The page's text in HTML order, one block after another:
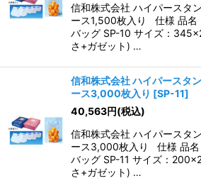
信和株式会社 ハイパースタ
ース1,500枚入り 仕様 品名
バッグ SP-10 サイズ：
さ+ガゼット) …
信和株式会社 ハイパースタ
ース3,000枚入り [SP-11]
40,563円(税込)
信和株式会社 ハイパースタ
ース3,000枚入り 仕様 品名
バッグ SP-11 サイズ：
さ+ガゼット) …